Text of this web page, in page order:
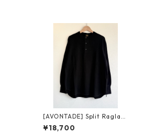
[AVONTADE] Split Raglan
Thermal Henley L/S black
アボンタージ スプリット ラ
¥18,700